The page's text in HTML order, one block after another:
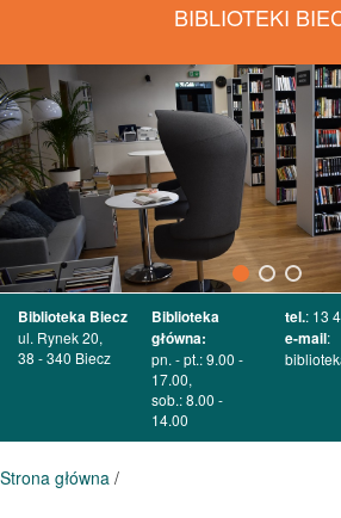
BIBLIOTEKI
Biblioteka Biecz
ul. Rynek 20,
38 - 340 Biecz
Biblioteka
główna:
pn. - pt.: 9.00 -
17.00,
sob.: 8.00 -
14.00
tel.: 13
e-mail:
Strona główna /